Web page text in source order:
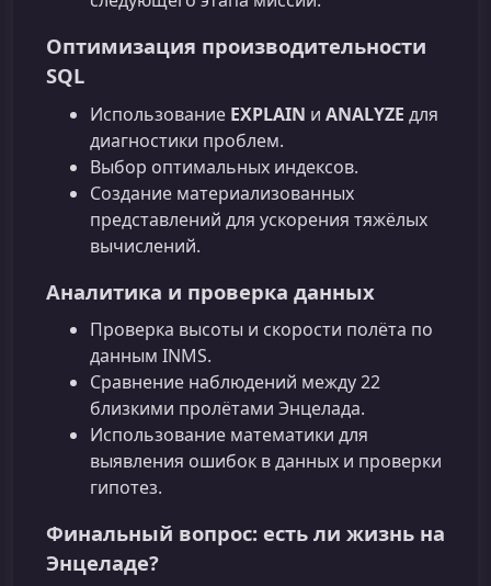
Оптимизация производительности
SQL
Использование EXPLAIN и ANALYZE для
диагностики проблем.
Выбор оптимальных индексов.
Создание материализованных
представлений для ускорения тяжёлых
вычислений.
Аналитика и проверка данных
Проверка высоты и скорости полёта по
данным INMS.
Сравнение наблюдений между 22
близкими пролётами Энцелада.
Использование математики для
выявления ошибок в данных и проверки
гипотез.
Финальный вопрос: есть ли жизнь на
Энцеладе?